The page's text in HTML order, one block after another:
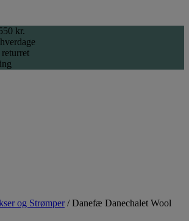
kr.
og Strømper /Danefæ Danechalet Wool